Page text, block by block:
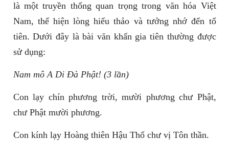
là một truyền thống quan trọng trong văn hóa Việt
Nam, thể hiện lòng hiếu thảo và tưởng nhớ đến tổ
tiên. Dưới đây là bài văn khấn gia tiên thường được
sử dụng:
Nam mô A Di Đà Phật! (3 lần)
Con lạy chín phương trời, mười phương chư Phật,
chư Phật mười phương.
Con kính lạy Hoàng thiên Hậu Thổ chư vị Tôn thần.